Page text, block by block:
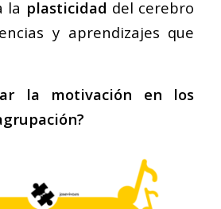
la plasticidad del cerebro
y aprendizajes que
la motivación en los